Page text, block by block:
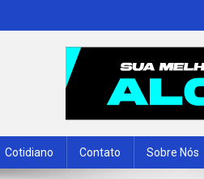
Cotidiano Contato Sobre Nós